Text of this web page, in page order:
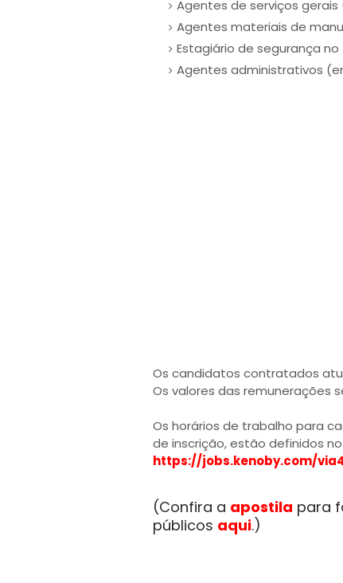
Agentes de serviços
Agentes materiais de
Estagiário de segurança
Agentes administrativos
Os candidatos contratados
Os valores das remunerações
Os horários de trabalho para
de inscrição, estão definidos
https://jobs.kenoby.com/
(Confira a apostila para
públicos aqui.)